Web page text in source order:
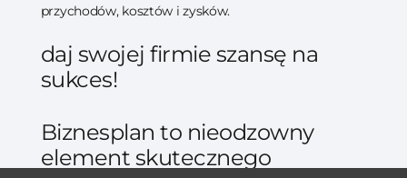
przychodów, kosztów i zysków.
daj swojej firmie szansę na
sukces!
Biznesplan to nieodzowny
element skutecznego